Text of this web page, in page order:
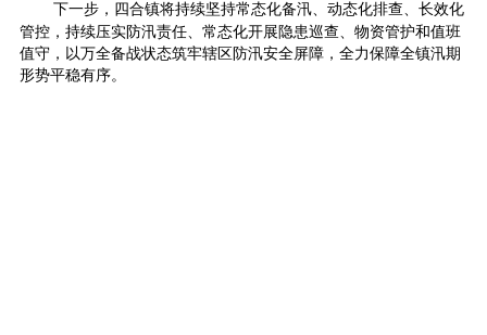
下一步，四合镇将持续坚持常态化备汛、动态化排查、长效化
管控，持续压实防汛责任、常态化开展隐患巡查、物资管护和值班
值守，以万全备战状态筑牢辖区防汛安全屏障，全力保障全镇汛期
形势平稳有序。